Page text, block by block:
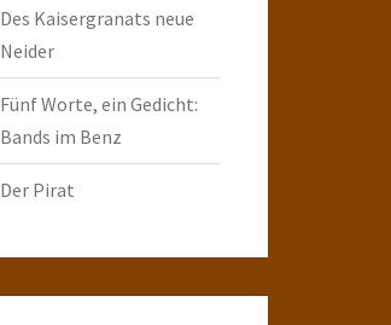
Des Kaisergranats neue
Neider
Fünf Worte, ein Gedicht:
Bands im Benz
Der Pirat